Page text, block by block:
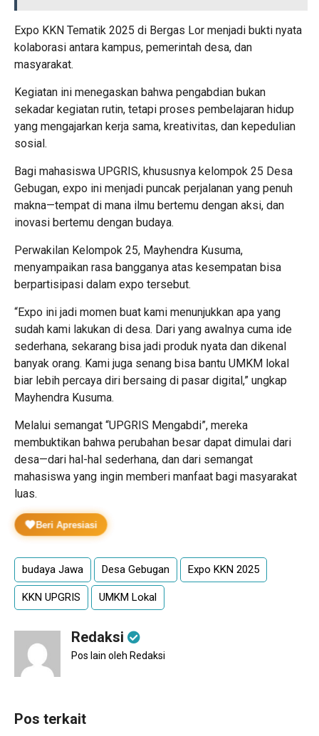
Expo KKN Tematik 2025 di Bergas Lor menjadi bukti nyata
kolaborasi antara kampus, pemerintah desa, dan
masyarakat.
Kegiatan ini menegaskan bahwa pengabdian bukan
sekadar kegiatan rutin, tetapi proses pembelajaran hidup
yang mengajarkan kerja sama, kreativitas, dan kepedulian
sosial.
Bagi mahasiswa UPGRIS, khususnya kelompok 25 Desa
Gebugan, expo ini menjadi puncak perjalanan yang penuh
makna—tempat di mana ilmu bertemu dengan aksi, dan
inovasi bertemu dengan budaya.
Perwakilan Kelompok 25, Mayhendra Kusuma,
menyampaikan rasa bangganya atas kesempatan bisa
berpartisipasi dalam expo tersebut.
“Expo ini jadi momen buat kami menunjukkan apa yang
sudah kami lakukan di desa. Dari yang awalnya cuma ide
sederhana, sekarang bisa jadi produk nyata dan dikenal
banyak orang. Kami juga senang bisa bantu UMKM lokal
biar lebih percaya diri bersaing di pasar digital,” ungkap
Mayhendra Kusuma.
Melalui semangat “UPGRIS Mengabdi”, mereka
membuktikan bahwa perubahan besar dapat dimulai dari
desa—dari hal-hal sederhana, dan dari semangat
mahasiswa yang ingin memberi manfaat bagi masyarakat
luas.
Beri Apresiasi
budaya Jawa Desa Gebugan Expo KKN 2025
KKN UPGRIS UMKM Lokal
Redaksi
Pos lain oleh Redaksi
Pos terkait